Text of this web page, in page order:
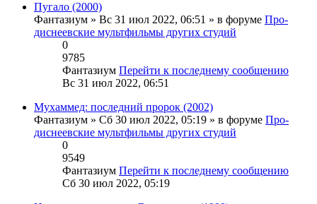
Пугало (2000)
Фантазиум » Вс 31 июл 2022, 06:51 » в форуме Про-
диснеевские мультфильмы других студий
0
9785
Фантазиум Перейти к последнему сообщению
Вс 31 июл 2022, 06:51
Мухаммед: последний пророк (2002)
Фантазиум » Сб 30 июл 2022, 05:19 » в форуме Про-
диснеевские мультфильмы других студий
0
9549
Фантазиум Перейти к последнему сообщению
Сб 30 июл 2022, 05:19